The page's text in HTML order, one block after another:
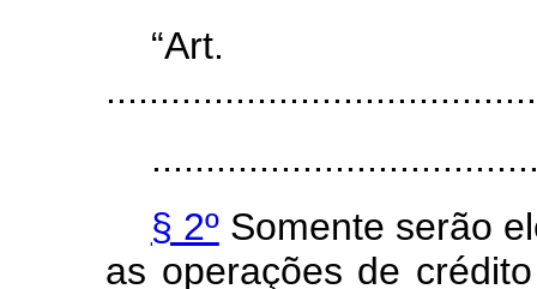
§ 2ºSomente serão
as operações de